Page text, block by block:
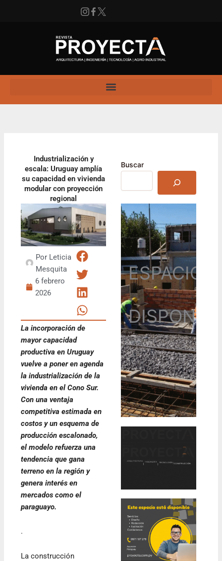
Industrialización y
escala: Uruguay amplía
su capacidad en vivienda
modular con proyección
regional
Por Leticia
Mesquita
6 febrero
2026
La incorporación de
mayor capacidad
productiva en Uruguay
vuelve a poner en agenda
la industrialización de la
vivienda en el Cono Sur.
Con una ventaja
competitiva estimada en
costos y un esquema de
producción escalonado,
el modelo refuerza una
tendencia que gana
terreno en la región y
genera interés en
mercados como el
paraguayo.
.
La construcción
Buscar
ESPACIO
InstagramFacebook